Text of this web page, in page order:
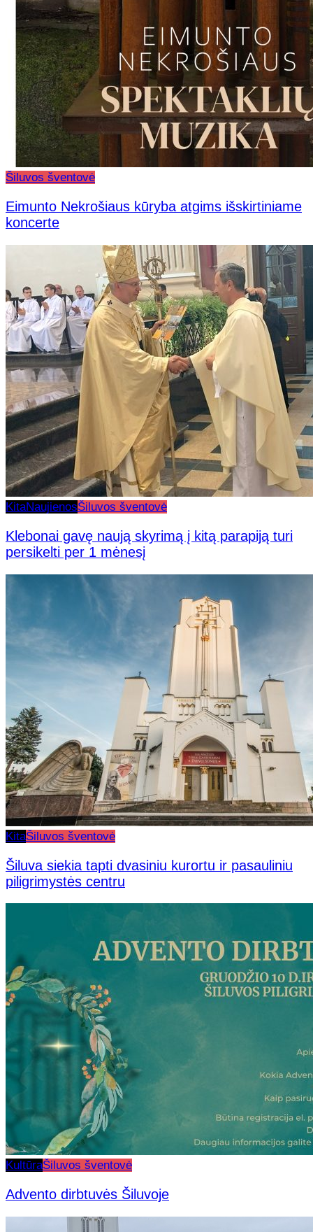
Šiluvos šventovė
Eimunto Nekrošiaus kūryba atgims išskirtiniame
koncerte
KitaNaujienosŠiluvos šventovė
Klebonai gavę naują skyrimą į kitą parapiją turi
persikelti per 1 mėnesį
KitaŠiluvos šventovė
Šiluva siekia tapti dvasiniu kurortu ir pasauliniu
piligrimystės centru
KultūraŠiluvos šventovė
Advento dirbtuvės Šiluvoje